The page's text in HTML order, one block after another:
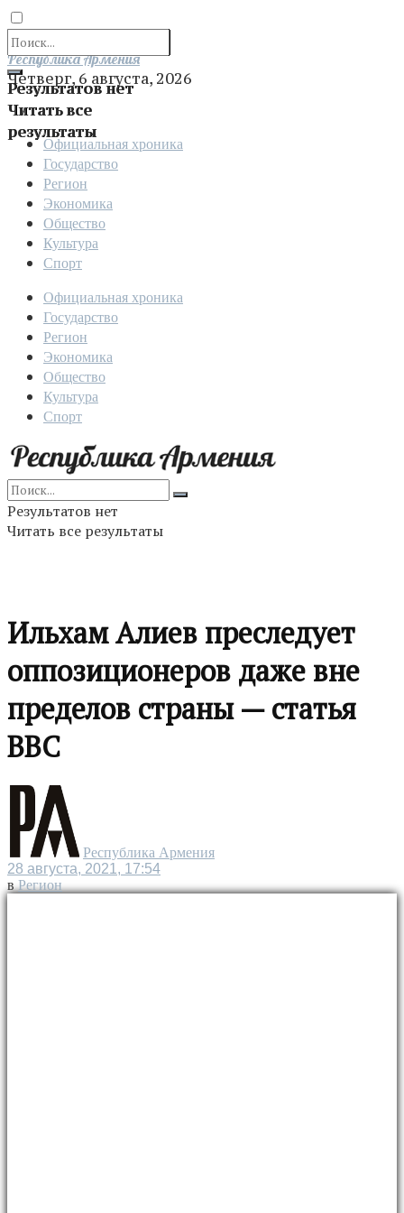
Результатов нет
Читать все
результаты
Отправить
Республика Армения
Четверг, 6 августа, 2026
Официальная хроника
Государство
Регион
Экономика
Общество
Культура
Спорт
Официальная хроника
Государство
Регион
Экономика
Общество
Культура
Спорт
Результатов нет
Читать все результаты
Ильхам Алиев преследует
оппозиционеров даже вне
пределов страны — статья
BBC
Республика Армения
28 августа, 2021, 17:54
в Регион